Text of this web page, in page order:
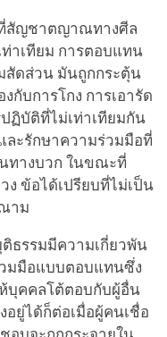
สัญชาตญาณทางศีล
าเทียม การตอบแทน
สัดส่วน มันถูกกระตุ้น
กับการโกง การเอารัด
ฏิบัติที่ไม่เท่าเทียมกัน
ละรักษาความร่วมมือที่
ทางบวก ในขณะที่
ง ข้อได้เปรียบที่ไม่เป็น
าม
ธรรมมีความเกี่ยวพัน
มมือแบบตอบแทนซึ่ง
บุคคลโต้ตอบกับผู้อื่น
ยู่ได้ก็ต่อเมื่อผู้คนเชื่อ